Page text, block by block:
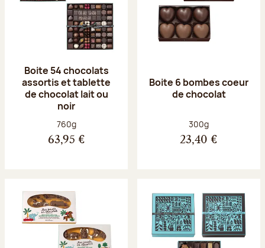
Boite 54 chocolats
assortis et tablette
de chocolat lait ou
noir
Poids net :
760g
63,95 €
Boite 6 bombes coeur
de chocolat
Poids net :
300g
23,40 €